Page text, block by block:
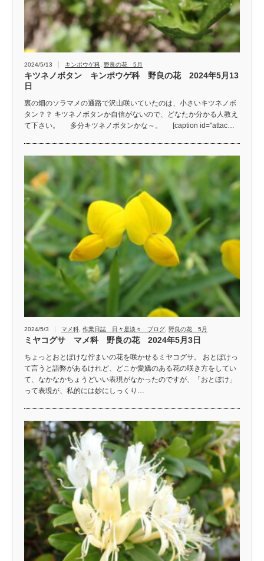
2024/5/13 キンポウゲ科 野良の花 5月
キツネノボタン キンポウゲ科 野良の花 2024年5月13
日
裏の畑のソラマメの通路で沢山咲いていたのは、小さいキツネノボ
タン？？ キツネノボタンか自信がないので、どなたか分かる人教え
て下さい。 多分キツネノボタンかな～。 [caption id="attac…
2024/5/3 マメ科 作業日誌 日々是淡々 ブログ 野良の花 5月
ミヤコグサ マメ科 野良の花 2024年5月3日
ちょっとおとぼけな佇まいの花を咲かせるミヤコグサ。 おとぼけっ
て言うと語弊があるけれど、どこか愛嬌のある花の咲き方をしてい
て、なかなかちょうどいい表現がなかったのですが、「おとぼけ」
って表現が、私的には妙にしっくり…